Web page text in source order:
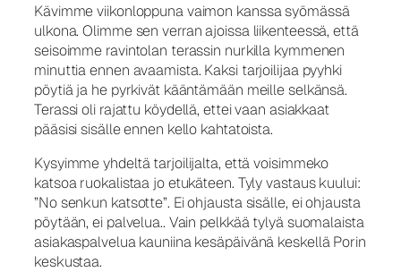
Kävimme viikonloppuna vaimon kanssa syömässä
ulkona. Olimme sen verran ajoissa liikenteessä, että
seisoimme ravintolan terassin nurkilla kymmenen
minuttia ennen avaamista. Kaksi tarjoilijaa pyyhki
pöytiä ja he pyrkivät kääntämään meille selkänsä.
Terassi oli rajattu köydellä, ettei vaan asiakkaat
pääsisi sisälle ennen kello kahtatoista.
Kysyimme yhdeltä tarjoilijalta, että voisimmeko
katsoa ruokalistaa jo etukäteen. Tyly vastaus kuului:
”No senkun katsotte”. Ei ohjausta sisälle, ei ohjausta
pöytään, ei palvelua.. Vain pelkkää tylyä suomalaista
asiakaspalvelua kauniina kesäpäivänä keskellä Porin
keskustaa.